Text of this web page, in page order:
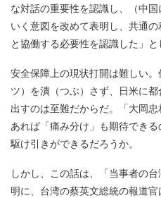
な対話の重要性を認識し、（中
いく意図を改めて表明し、共通
と協働する必要性を認識した」と
安全保障上の現状打開は難しい
ツ）を潰（つぶ）さず、日米に
出すのは至難だからだ。「大岡
あれば「痛み分け」も期待でき
駆け引きができるだろうか。
しかし、この話は、「当事者の
明に、台湾の蔡英文総統の報道